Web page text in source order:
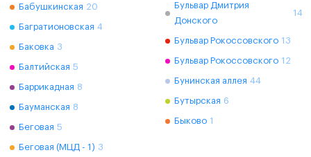
Бабушкинская 20
Багратионовская 4
Баковка 3
Балтийская 5
Баррикадная 8
Бауманская 8
Беговая 5
Беговая (МЦД - 1) 3
Бульвар Дмитрия
Донского
14
Бульвар Рокоссовского 13
Бульвар Рокоссовского 12
Бунинская аллея 44
Бутырская 6
Быково 1